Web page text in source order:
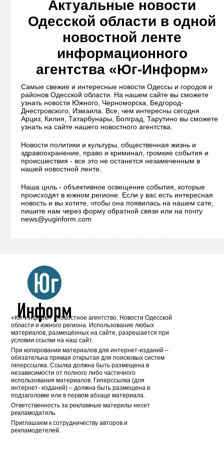
Актуальные новости
Одесской области в одной
новостной ленте
информационного
агентства «Юг-Информ»
Самые свежие и интересные новости Одессы и городов и
районов Одесской области. На нашем сайте вы сможете
узнать новости Южного, Черноморска, Бедгород-
Днестровского, Измаила. Все, чем интересны сегодня
Арциз, Килия, Татарбунары, Болград, Тарутино вы сможете
узнать на сайте нашего новостного агентства.
Новости политики и культуры, общественная жизнь и
здравоохранение, право и криминал, громкие события и
происшествия - все это не останется незамеченным в
нашей новостной ленте.
Наша цнль - объективное освещение события, которые
происходят в южном регионе. Если у вас есть интересная
новость и вы хотите, чтобы она появилась на нашем сате,
пишите нам через форму обратной связи или на почту
news@yuginform.com
«Юг-Информ» - новостное агентство. Новости Одесской
области и южного региона. Использование любых
материалов, размещённых на сайте, разрешается при
условии ссылки на наш сайт.
При копировании материалов для интернет-изданий –
обязательна прямая открытая для поисковых систем
гиперссылка. Ссылка должна быть размещена в
независимости от полного либо частичного
использования материалов. Гиперссылка (для
интернет- изданий) – должна быть размещена в
подзаголовке или в первом абзаце материала.
Ответственность за рекламные материлы несет
рекламодатель.
Приглашаем к сотрудничеству авторов и
рекламодетелей.